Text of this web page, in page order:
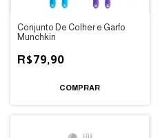
Conjunto De Colher e Garfo
Munchkin
R$79,90
COMPRAR